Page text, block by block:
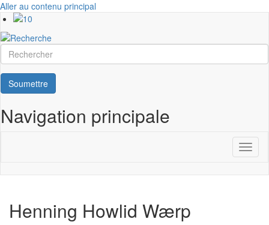
Aller au contenu principal
Rechercher
Soumettre
Navigation principale
Henning Howlid Wærp